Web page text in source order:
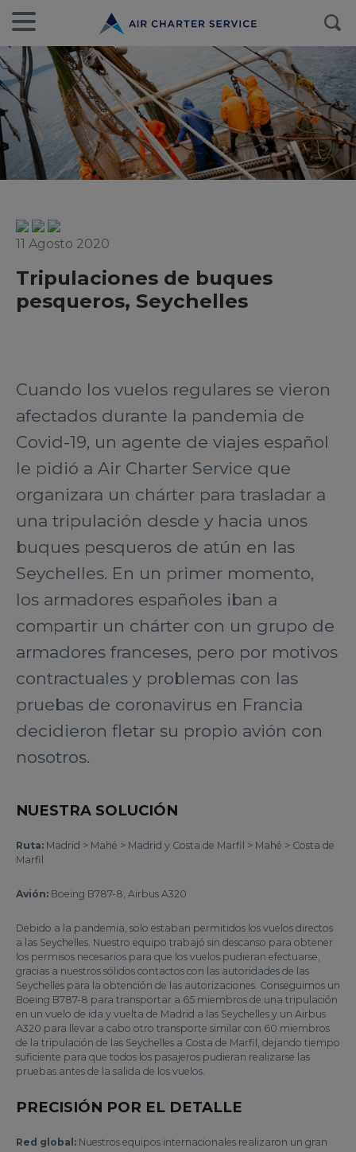
11 Agosto 2020
Tripulaciones de buques
pesqueros, Seychelles
Cuando los vuelos regulares se vieron
afectados durante la pandemia de
Covid-19, un agente de viajes español
le pidió a Air Charter Service que
organizara un chárter para trasladar a
una tripulación desde y hacia unos
buques pesqueros de atún en las
Seychelles. En un primer momento,
los armadores españoles iban a
compartir un chárter con un grupo de
armadores franceses, pero por motivos
contractuales y problemas con las
pruebas de coronavirus en Francia
decidieron fletar su propio avión con
nosotros.
NUESTRA SOLUCIÓN
Ruta: Madrid > Mahé > Madrid y Costa de Marfil > Mahé > Costa de
Marfil
Avión: Boeing B787-8, Airbus A320
Debido a la pandemia, solo estaban permitidos los vuelos directos
a las Seychelles. Nuestro equipo trabajó sin descanso para obtener
los permisos necesarios para que los vuelos pudieran efectuarse,
gracias a nuestros sólidos contactos con las autoridades de las
Seychelles para la obtención de las autorizaciones. Conseguimos un
Boeing B787-8 para transportar a 65 miembros de una tripulación
en un vuelo de ida y vuelta de Madrid a las Seychelles y un Airbus
A320 para llevar a cabo otro transporte similar con 60 miembros
de la tripulación de las Seychelles a Costa de Marfil, dejando tiempo
suficiente para que todos los pasajeros pudieran realizarse las
pruebas antes de la salida de los vuelos.
PRECISIÓN POR EL DETALLE
Red global: Nuestros equipos internacionales realizaron un gran